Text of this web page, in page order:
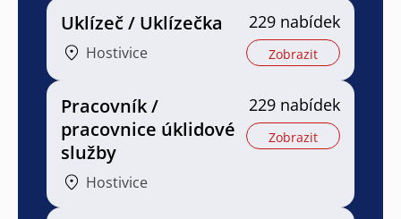
Uklízeč / Uklízečka
Hostivice
229 nabídek
Zobrazit
Pracovník /
pracovnice úklidové
služby
Hostivice
229 nabídek
Zobrazit